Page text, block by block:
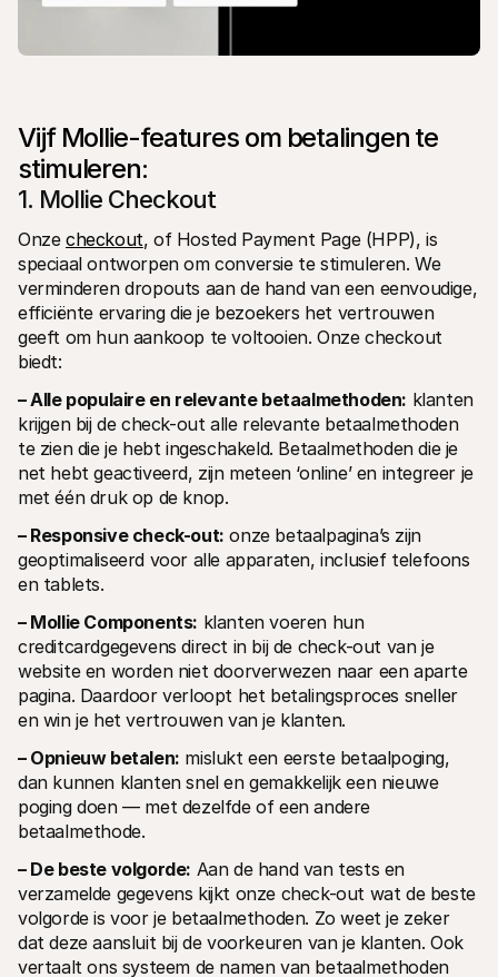
Vijf Mollie-features om betalingen te
stimuleren:
1. Mollie Checkout
Onze checkout, of Hosted Payment Page (HPP), is
speciaal ontworpen om conversie te stimuleren. We
verminderen dropouts aan de hand van een eenvoudige,
efficiënte ervaring die je bezoekers het vertrouwen
geeft om hun aankoop te voltooien. Onze checkout
biedt:
– Alle populaire en relevante betaalmethoden: klanten
krijgen bij de check-out alle relevante betaalmethoden
te zien die je hebt ingeschakeld. Betaalmethoden die je
net hebt geactiveerd, zijn meteen ‘online’ en integreer je
met één druk op de knop.
– Responsive check-out: onze betaalpagina’s zijn
geoptimaliseerd voor alle apparaten, inclusief telefoons
en tablets.
– Mollie Components: klanten voeren hun
creditcardgegevens direct in bij de check-out van je
website en worden niet doorverwezen naar een aparte
pagina. Daardoor verloopt het betalingsproces sneller
en win je het vertrouwen van je klanten.
– Opnieuw betalen: mislukt een eerste betaalpoging,
dan kunnen klanten snel en gemakkelijk een nieuwe
poging doen — met dezelfde of een andere
betaalmethode.
– De beste volgorde: Aan de hand van tests en
verzamelde gegevens kijkt onze check-out wat de beste
volgorde is voor je betaalmethoden. Zo weet je zeker
dat deze aansluit bij de voorkeuren van je klanten. Ook
vertaalt ons systeem de namen van betaalmethoden